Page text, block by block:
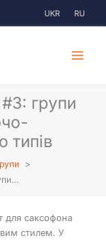
UKR RU
групи
типів
для саксофона
стилем. У